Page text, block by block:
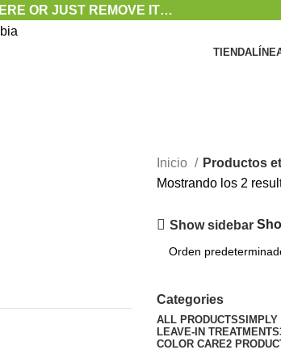
OR JUST REMOVE IT…
TIENDA
Inicio
Productos
Mostrando los 2
Show sidebar
Categories
ALL PRODUCTSSIMPLY
LEAVE-IN TREATMENTS
COLOR CARE2